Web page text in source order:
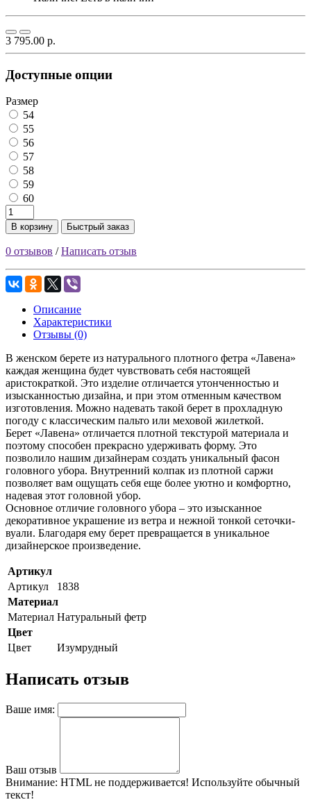
3 795.00 р.
Доступные опции
Размер
54
55
56
57
58
59
60
В корзину Быстрый заказ
0 отзывов /Написать отзыв
Описание
Характеристики
Отзывы (0)
В женском берете из натурального плотного фетра «Лавена»
каждая женщина будет чувствовать себя настоящей
аристократкой. Это изделие отличается утонченностью и
изысканностью дизайна, и при этом отменным качеством
изготовления. Можно надевать такой берет в прохладную
погоду с классическим пальто или меховой жилеткой.
Берет «Лавена» отличается плотной текстурой материала и
поэтому способен прекрасно удерживать форму. Это
позволило нашим дизайнерам создать уникальный фасон
головного убора. Внутренний колпак из плотной саржи
позволяет вам ощущать себя еще более уютно и комфортно,
надевая этот головной убор.
Основное отличие головного убора – это изысканное
декоративное украшение из ветра и нежной тонкой сеточки-
вуали. Благодаря ему берет превращается в уникальное
дизайнерское произведение.
Артикул
Артикул
1838
Материал
Материал Натуральный фетр
Цвет
Цвет
Изумрудный
Написать отзыв
Ваше имя:
Ваш отзыв
Внимание: HTML не поддерживается! Используйте обычный
текст!